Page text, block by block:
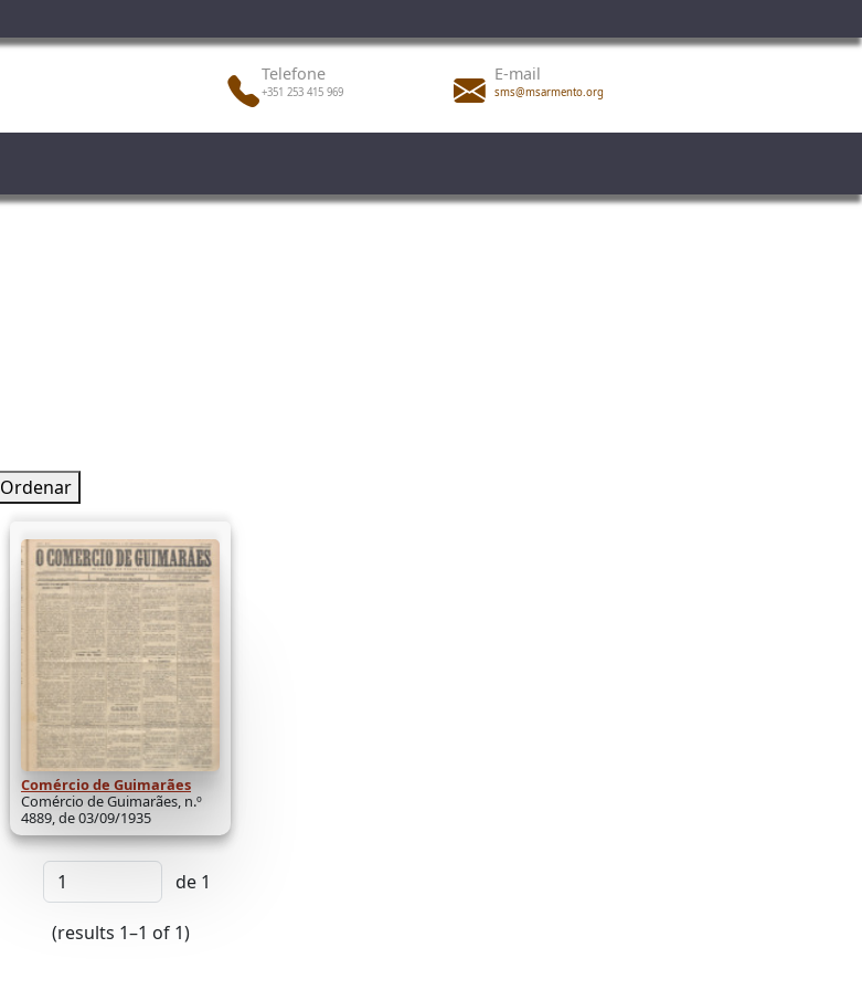
Telefone
+351 253 415 969
E-mail
sms@msarmento.org
Ordenar
Comércio de Guimarães
Comércio de Guimarães, n.º
4889, de 03/09/1935
de 1
(results 1–1 of 1)